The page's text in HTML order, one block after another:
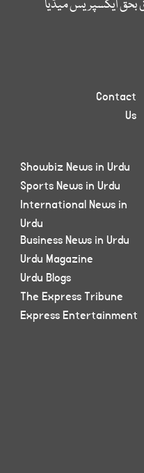
بحق ایکسپریس میڈیا
Contact
Us
Showbiz News in Urdu
Sports News in Urdu
International News in
Urdu
Business News in Urdu
Urdu Magazine
Urdu Blogs
The Express Tribune
Express Entertainment